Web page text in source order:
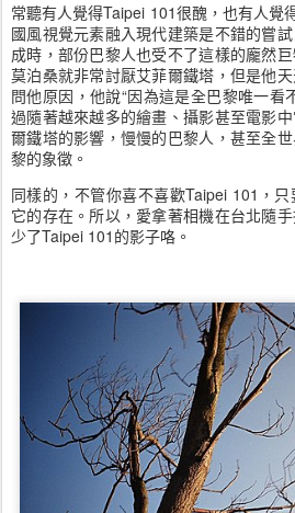
常聽有人覺得Taipei 101很醜，也有人覺
國風視覺元素融入現代建築是不錯的嘗
成時，部份巴黎人也受不了這樣的龐然
莫泊桑就非常討厭艾菲爾鐵塔，但是他
問他原因，他說“因為這是全巴黎唯一看
過隨著越來越多的繪畫、攝影甚至電影
爾鐵塔的影響，慢慢的巴黎人，甚至全
黎的象徵。
同樣的，不管你喜不喜歡Taipei 101，
它的存在。所以，愛拿著相機在台北隨
少了Taipei 101的影子咯。